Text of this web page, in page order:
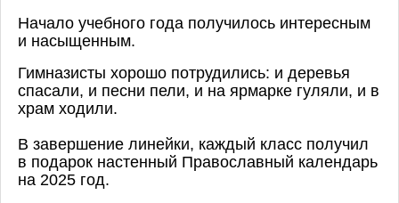
Начало учебного года получилось интересным
и насыщенным.
Гимназисты хорошо потрудились: и деревья
спасали, и песни пели, и на ярмарке гуляли, и в
храм ходили.
В завершение линейки, каждый класс получил
в подарок настенный Православный календарь
на 2025 год.